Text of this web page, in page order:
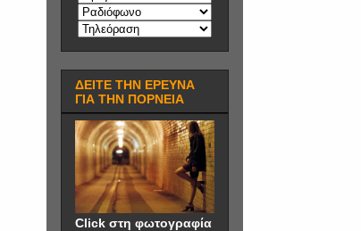
ΔΕΙΤΕ ΤΗΝ ΕΡΕΥΝΑ
ΓΙΑ ΤΗΝ ΠΟΡΝΕΙΑ
Click στη φωτογραφία